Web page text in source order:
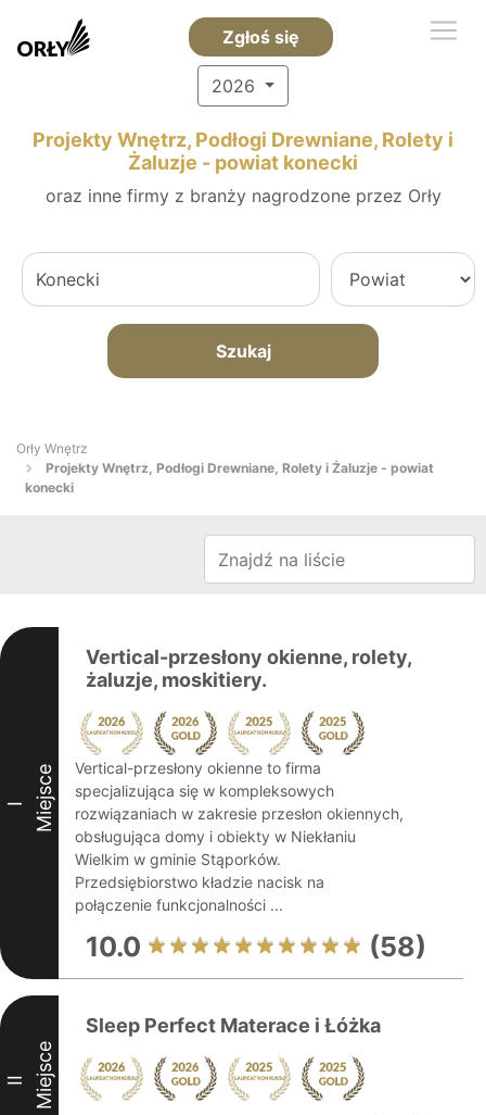
Zgłoś się
2026
Projekty Wnętrz, Podłogi Drewniane, Rolety i
Żaluzje - powiat konecki
oraz inne firmy z branży nagrodzone przez Orły
Szukaj
Orły Wnętrz
Projekty Wnętrz, Podłogi Drewniane, Rolety i Żaluzje - powiat
konecki
I Miejsce
Vertical-przesłony okienne, rolety,
żaluzje, moskitiery.
Vertical-przesłony okienne to firma
specjalizująca się w kompleksowych
rozwiązaniach w zakresie przesłon okiennych,
obsługująca domy i obiekty w Niekłaniu
Wielkim w gminie Stąporków.
Przedsiębiorstwo kładzie nacisk na
połączenie funkcjonalności ...
10.0 (58)
II Miejsce
Sleep Perfect Materace i Łóżka